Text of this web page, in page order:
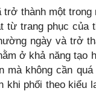
trở thành một
từ trang phục của
ngày và trở
ở khả năng tạo
mà không cần
khi phối theo kiểu